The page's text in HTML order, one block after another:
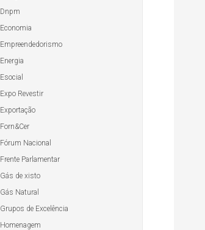
Dnpm
Economia
Empreendedorismo
Energia
Esocial
Expo Revestir
Exportação
Forn&Cer
Fórum Nacional
Frente Parlamentar
Gás de xisto
Gás Natural
Grupos de Excelência
Homenagem